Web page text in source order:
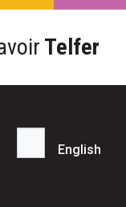
Telfer
Recherche...
English